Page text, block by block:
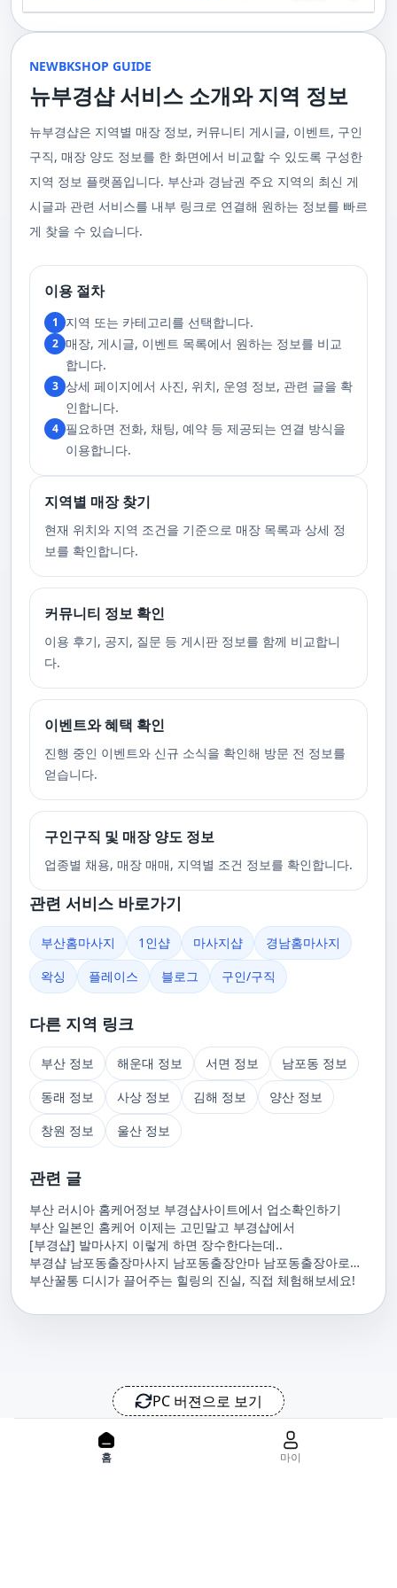
장을 원하실 때는 언제든지 후불제로 예약하실 수 있어요, 이점 참고해주세
요. 사전에 예약하시면 더욱 쾌적한 부산 러시아 홈케어 서비스를 경험하실
대한 많은 관심 덕분에, 부경샵은 필요한 요구 사항들을 간단하게 필수적인
것들로 정리했어요. 이 가이드라인을 따라주시면, 서비스 이용 중에 문제가
생기지 않을 거예요. 첫째로, 너무 많은 알코올을 섭취해 만취 상태일 경우에
게 좋아요.서비스 당일에는 부경샵과의 원활한 의사소통이 중요해요, 그래
서 공중전화나 발신 제한으로는 연락이 어려워요. 또한, 자주 예약을 취소하
거나 예약 없이 나타나지 않는 경우, 앞으로 예약하기가 어려워질 수 있으니
가격으로 경험해 보세요.터치 -> 부경샵 홈페이지 터치 -> 더욱 새로워진 뉴
부경샵 홈페이지 터치 -> 부경샵앱 다운로드 - Google Play
원 코스에 대한 궁금증이 있으시다면, 전화를 통한 상담을 추천드립니다.
부산 일본인 홈케어는 대면 서비스의 특성상, 직접 통화를 통한 문의와 예약
시면, 부경샵은 그에 최적화된 서비스를 제공하기 위해 최선을 다할 것입니
다. 언제든지 필요하실 때, 편리한 상담과 지원이 준비되어 있으니 주저하지
마시고 연락 주세요. 부산 일본인 홈케어 이용 방법에 대해서는, 서비스의
핵심은 바로 고객님의 현재 위치에서 직접 찾아가는 것입니다. 이 방식을 통
등, 자신만의 공간에서 편안한 맞춤형 마사지를 받으실 수 있습니다. 최근
한 마사지 서비스를 제공하기 위해 노력하고 있습니다. 부경샵의 주된 목적
은 고객님들이 긴장을 해소하고 새로운 활력을 얻을 수 있는 피난처를 마련
하는 것입니다. 또한, 부경샵 한국과 태국, 일본에서 온 관리사 중 선택이 가
능하며, 다른 곳에서 찾아볼 수 없는 독특한 기술과 마음가짐을 가진 관리사
를 자랑합니다. 이러한 품질은 비교할 수 없는 수준입니다. 서비스의 질을
더욱 높이기 위해, 부경샵은 지속적으로 우수한 일본인 관리사를 모집 중입
서비스를 경험하실 수 있습니다. 마지막으로 부산 일본인 홈케어 서비스를
이용하시기 전에, 아래 주의사항을 상세히 확인하시고 예약을 진행해 주시
기 바랍니다. 부경샵 서비스에 대한 높은 수요를 감안하여, 이용 요건을 간
소화하여 필수적인 사항으로 명시했습니다. 이 가이드라인을 따르시면, 서
비스 이용 중 문제가 발생하지 않을 것입니다. 특히, 과도한 알코올 섭취로
인해 만취 상태에서는 서비스 이용에 제한을 두고 있음을 명확히 합니다. 이
러한 상태에서는 다음 기회에 이용해 주시길 부탁드립니다. 서비스 도착 시
원활한 의사소통이 이루어질 수 있도록, 저희와의 연락이 반드시 가능해야
합니다. 이에 공중전화 사용이나 발신 번호 표시 제한으로의 통화는 받지 않
고 있습니다. 또한, 자주 발생하는 예약 취소나 무단으로 예약을 취소할 경
우, 향후 서비스 예약에 제약이 생길 수 있음을 알려드립니다. 시간을 효율적
으로 사용하며, 합리적인 가격으로 부경샵만의 특별한 경험을 하실 수 있습
정기적으로 받는 마사지입니다.2. 타이 마사지 타이 마사지는 동양의 전통
적인 마사지 방법으로, 신체의 스트레칭과 압력 포인트를 조합하여 신체의
균형을 맞추는 데 중점을 둡니다. 이 마사지는 유연성을 증진시키고 근육의
사지는 신체의 긴장을 풀어주고, 스트레스를 감소시키며, 전반적인 신체 기
서 유래한 마사지 방법으로, 의자에 앉은 상태에서 받을 수 있어 사무실이나
집에서도 쉽게 즐길 수 있습니다. 이 마사지는 특히 허리와 어깨의 피로를 해
소하는 데 효과적이며, 신체의 전반적인 이완을 도와 스트레스 감소에 도움
을 줍니다. 샤이츠 마사지는 짧은 시간에 효과적인 이완을 제공하여, 바쁜 일
상 속에서 짧은 휴식을 필요로 하는 현대인에게 적합합니다.4. 발 마사지 발
마사지는 발과 발목을 중심으로 이루어지는 마사지로, 신체의 균형을 유지
하고 전반적인 피로를 풀어주는 데 중점을 둡니다. 이 마사지는 발의 압력점
을 개선합니다. 발 마사지는 특히 장시간 서 있거나 걷는 일이 많은 사람들에
게 추천되며, 발의 피로 뿐만 아니라 전체적인 신체의 건강과 웰빙에도 긍정
적인 영향을 줍니다.부경샵 앱을 통해 부산 남포동 지역의 고객들은 이러한
춤형 서비스를 즐길 수 있습니다.출장마사지는 부경샵 ↓↓↓ 클릭
https://bkshop.kr/더욱 새로워진 출장마사지 뉴부경샵↓↓↓ 클릭
https://newbkshop.com/출장마사지 부경샵앱 다운로드↓↓↓ 클릭
https://play.google.com/store/apps/details?
울 수 있는 이런 부경샵에서 예약하시는 것을 추천드립니다.때론, 그냥 누워
부산꿀통 디시에서 제공하는 서비스는 여러분에게 새로운 힐링의 기회를 제
사지는 여러분의 체질 개선, 스트레스 해소, 마음의 안정 등 다양한 효능을
가져다줍니다. 이와 같이 부산꿀통 디시의 마사지는 여러분의 건강을 지키
간을 가질 수 있게 해줍니다. 그리고 이런 부산꿀통 디시의 서비스를 편리하
게 예약하고 이용할 수 있게 도와주는 '부경샵' 어플은 부산과 경남 지역에서
최고의 마사지 어플로 추천받고 있습니다. 복잡한 예약 과정 없이, 부담 없이
부산꿀통 디시의 서비스를 이용하려는 분들께 부경샵 어플을 강력히 추천드
립니다.여러분의 건강과 힐링을 위해, 부산꿀통 디시와 부경샵이 함께하며,
모든 고민과 걱정 속에서 여러분을 위로하고 도와드리겠습니다. 부산꿀통
부산꿀통 디시의 건강한 마사지와 쾌적한 분위기 속에서 행복과 건강을 찾
주급
NEWBKSHOP GUIDE
뉴부경샵 서비스 소개와 지역 정보
뉴부경샵은 지역별 매장 정보, 커뮤니티 게시글, 이벤트, 구인
구직, 매장 양도 정보를 한 화면에서 비교할 수 있도록 구성한
지역 정보 플랫폼입니다. 부산과 경남권 주요 지역의 최신 게
시글과 관련 서비스를 내부 링크로 연결해 원하는 정보를 빠르
게 찾을 수 있습니다.
이용 절차
1 지역 또는 카테고리를 선택합니다.
2 매장, 게시글, 이벤트 목록에서 원하는 정보를 비교
합니다.
3 상세 페이지에서 사진, 위치, 운영 정보, 관련 글을 확
인합니다.
4 필요하면 전화, 채팅, 예약 등 제공되는 연결 방식을
이용합니다.
지역별 매장 찾기
현재 위치와 지역 조건을 기준으로 매장 목록과 상세 정
보를 확인합니다.
커뮤니티 정보 확인
이용 후기, 공지, 질문 등 게시판 정보를 함께 비교합니
다.
이벤트와 혜택 확인
진행 중인 이벤트와 신규 소식을 확인해 방문 전 정보를
얻습니다.
구인구직 및 매장 양도 정보
업종별 채용, 매장 매매, 지역별 조건 정보를 확인합니다.
관련 서비스 바로가기
부산홈마사지 1인샵 마사지샵
경남홈마사지
왁싱
플레이스 블로그 구인/구직
다른 지역 링크
부산 정보 해운대 정보 서면 정보
남포동 정보
동래 정보
사상 정보 김해 정보
양산 정보
창원 정보
울산 정보
관련 글
부산 러시아 홈케어정보 부경샵사이트에서 업소확인하기
부산 일본인 홈케어 이제는 고민말고 부경샵에서
[부경샵] 발마사지 이렇게 하면 장수한다는데..
부경샵 남포동출장마사지 남포동출장안마 남포동출장아로마
남포동홈마사지 남포동마사지출장
부산꿀통 디시가 끌어주는 힐링의 진실, 직접 체험해보세요!
PC 버젼으로 보기
위치기반서비스 이용약관
홈 마이